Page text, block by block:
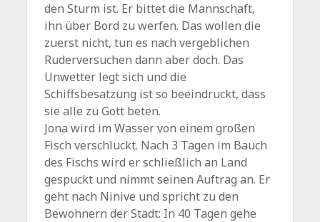
den Sturm ist. Er bittet die Mannschaft,
ihn über Bord zu werfen. Das wollen die
zuerst nicht, tun es nach vergeblichen
Ruderversuchen dann aber doch. Das
Unwetter legt sich und die
Schiffsbesatzung ist so beeindruckt, dass
sie alle zu Gott beten.
Jona wird im Wasser von einem großen
Fisch verschluckt. Nach 3 Tagen im Bauch
des Fischs wird er schließlich an Land
gespuckt und nimmt seinen Auftrag an. Er
geht nach Ninive und spricht zu den
Bewohnern der Stadt: In 40 Tagen gehe